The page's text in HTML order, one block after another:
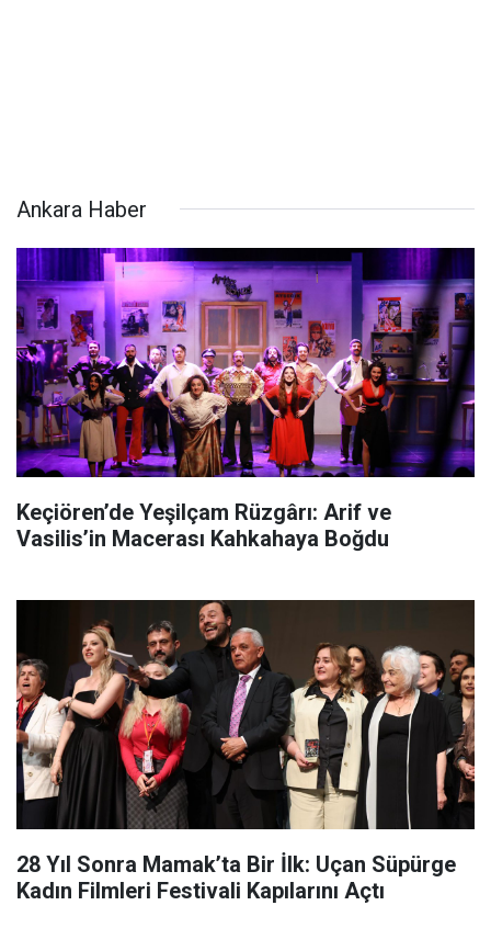
Ankara Haber
Keçiören’de Yeşilçam Rüzgârı: Arif ve
Vasilis’in Macerası Kahkahaya Boğdu
28 Yıl Sonra Mamak’ta Bir İlk: Uçan Süpürge
Kadın Filmleri Festivali Kapılarını Açtı